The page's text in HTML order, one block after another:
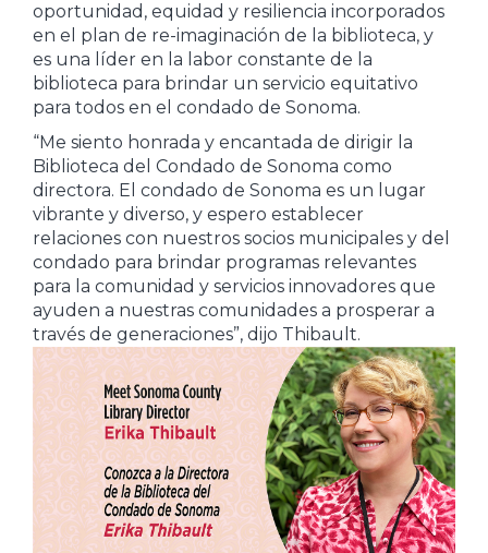
oportunidad, equidad y resiliencia incorporados
en el plan de re-imaginación de la biblioteca, y
es una líder en la labor constante de la
biblioteca para brindar un servicio equitativo
para todos en el condado de Sonoma.
“Me siento honrada y encantada de dirigir la
Biblioteca del Condado de Sonoma como
directora. El condado de Sonoma es un lugar
vibrante y diverso, y espero establecer
relaciones con nuestros socios municipales y del
condado para brindar programas relevantes
para la comunidad y servicios innovadores que
ayuden a nuestras comunidades a prosperar a
través de generaciones”, dijo Thibault.